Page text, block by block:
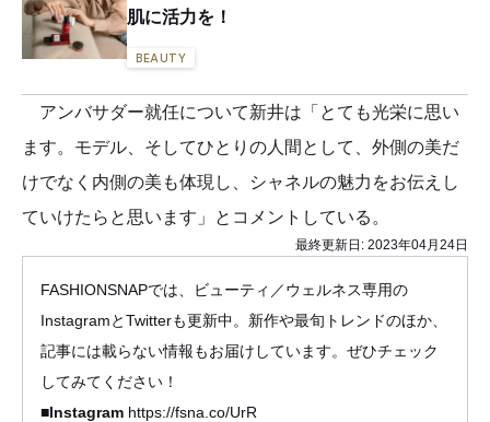
肌に活力を！
BEAUTY
アンバサダー就任について新井は「とても光栄に思い
ます。モデル、そしてひとりの人間として、外側の美だ
けでなく内側の美も体現し、シャネルの魅力をお伝えし
ていけたらと思います」とコメントしている。
最終更新日: 2023年04月24日
FASHIONSNAPでは、ビューティ／ウェルネス専用の
InstagramとTwitterも更新中。新作や最旬トレンドのほか、
記事には載らない情報もお届けしています。ぜひチェック
してみてください！
■Instagram https://fsna.co/UrR